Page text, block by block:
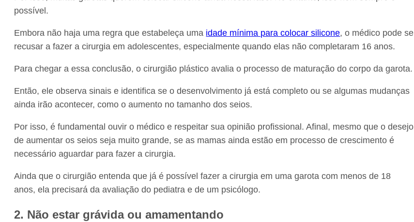
possível.
Embora não haja uma regra que estabeleça uma idade mínima para colocar silicone, o médico pode se
recusar a fazer a cirurgia em adolescentes, especialmente quando elas não completaram 16 anos.
Para chegar a essa conclusão, o cirurgião plástico avalia o processo de maturação do corpo da garota.
Então, ele observa sinais e identifica se o desenvolvimento já está completo ou se algumas mudanças
ainda irão acontecer, como o aumento no tamanho dos seios.
Por isso, é fundamental ouvir o médico e respeitar sua opinião profissional. Afinal, mesmo que o desejo
de aumentar os seios seja muito grande, se as mamas ainda estão em processo de crescimento é
necessário aguardar para fazer a cirurgia.
Ainda que o cirurgião entenda que já é possível fazer a cirurgia em uma garota com menos de 18
anos, ela precisará da avaliação do pediatra e de um psicólogo.
2. Não estar grávida ou amamentando